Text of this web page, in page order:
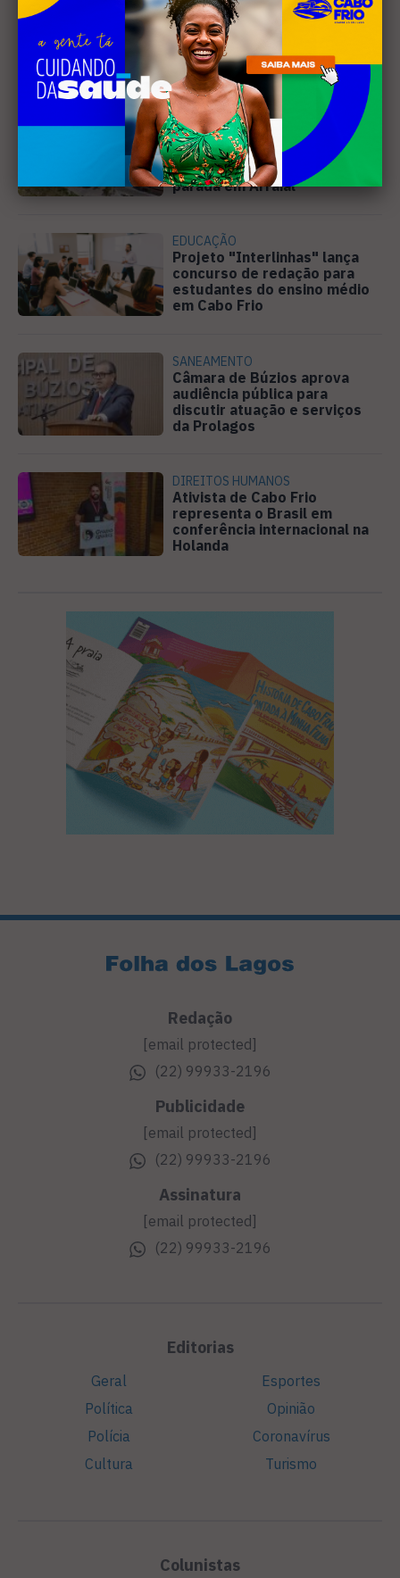
Leia Também
PREJUÍZO
Compradores cobram
cronograma da Volendam e
pedem ação do MP por obra
parada em Arraial
EDUCAÇÃO
Projeto "Interlinhas" lança
concurso de redação para
estudantes do ensino médio
em Cabo Frio
SANEAMENTO
Câmara de Búzios aprova
audiência pública para
discutir atuação e serviços
da Prolagos
DIREITOS HUMANOS
Ativista de Cabo Frio
representa o Brasil em
conferência internacional na
Holanda
Redação
[email protected]
(22) 99933-2196
Publicidade
[email protected]
(22) 99933-2196
Assinatura
[email protected]
(22) 99933-2196
Editorias
Geral
Política
Polícia
Cultura
Esportes
Opinião
Coronavírus
Turismo
Colunistas